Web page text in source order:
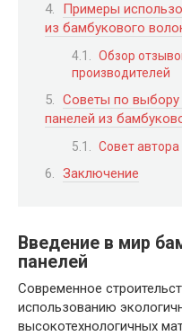
Примеры
из бамбукового
Обзор
производителей
Советы по выбору
панелей из
Совет автора
Заключение
Введение в мир
панелей
Современное
использованию
высокотехнологичных